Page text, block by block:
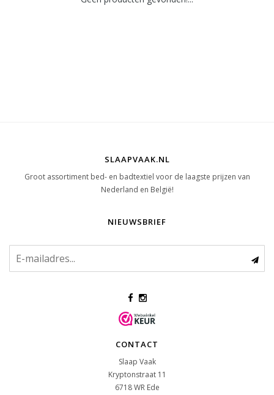
SLAAPVAAK.NL
Groot assortiment bed- en badtextiel voor de laagste prijzen van
Nederland en België!
NIEUWSBRIEF
CONTACT
Slaap Vaak
Kryptonstraat 11
6718 WR Ede